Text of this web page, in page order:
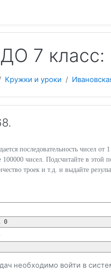
7 класс:
Кружки и уроки
последовательность чисел
100000 чисел. Подсчитайте в этой
троек и т.д. и выдайте
необходимо войти в